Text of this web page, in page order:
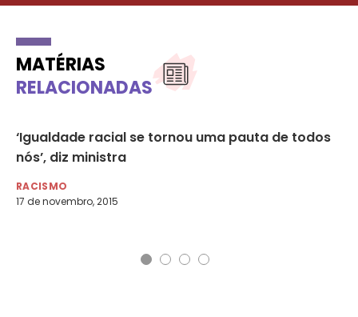
MATÉRIAS
RELACIONADAS
‘Igualdade racial se tornou uma pauta de todos
nós’, diz ministra
RACISMO
17 de novembro, 2015